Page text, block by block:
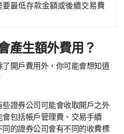
要最低存款金額或後續交易費
產生額外費用？
開戶費用外，你可能會想知道
證券公司可能會收取開戶之外
包括帳戶管理費、交易手續
的證券公司會有不同的收費標